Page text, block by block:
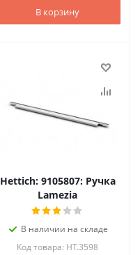
В корзину
Hettich: 9105807: Ручка
Lamezia
В наличии на складе
Код товара: HT.3598